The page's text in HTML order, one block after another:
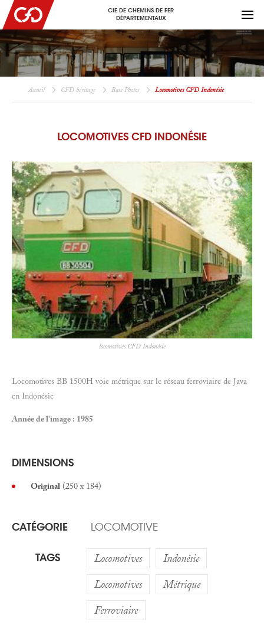
CIE DE CHEMINS DE FER
DÉPARTEMENTAUX
Accueil CFD héritage Base Photos Locomotives CFD Indonésie
LOCOMOTIVES CFD INDONÉSIE
Locomotives BB 1500H voie métrique sur le réseau ferroviaire de Java
en Indonésie
Année de l'image : 1985
DIMENSIONS
Original (250 x 184)
locomotives CFD Indonésie
CATÉGORIE LOCOMOTIVE
TAGS Locomotives
Indonésie
Locomotives
Métrique
Ferroviaire